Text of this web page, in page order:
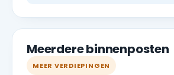
Meerdere binnenposten
MEER VERDIEPINGEN